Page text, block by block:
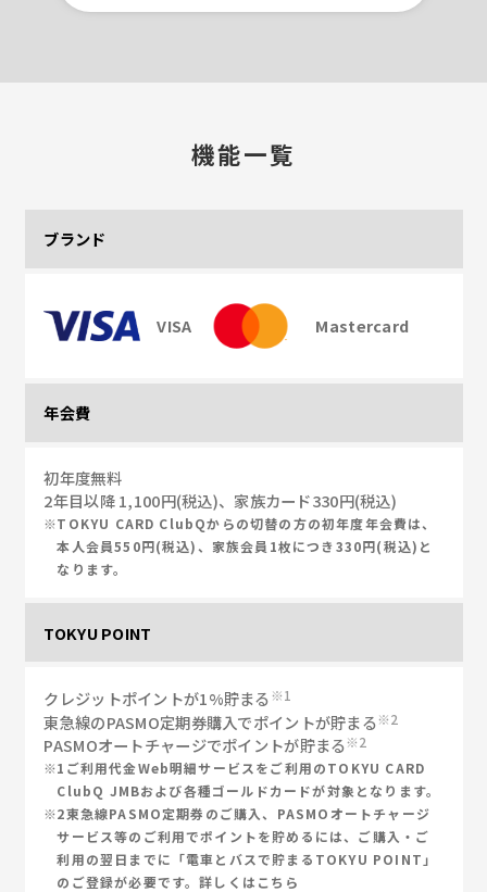
機能一覧
ブランド
VISA Mastercard
年会費
初年度無料
2年目以降 1,100円(税込)、家族カード330円(税込)
TOKYU CARD ClubQからの切替の方の初年度年会費は、
本人会員550円(税込)、家族会員1枚につき330円(税込)と
なります。
TOKYU POINT
クレジットポイントが1%貯まる 1
東急線のPASMO定期券購入でポイントが貯まる 2
PASMOオートチャージでポイントが貯まる
2
1ご利用代金Web明細サービスをご利用のTOKYU CARD
ClubQ JMBおよび各種ゴールドカードが対象となります。
2東急線PASMO定期券のご購入、PASMOオートチャージ
サービス等のご利用でポイントを貯めるには、ご購入・ご
利用の翌日までに「電車とバスで貯まるTOKYU POINT」
のご登録が必要です。詳しくはこちら